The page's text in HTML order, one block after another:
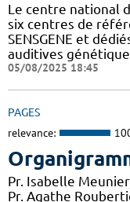
Le centre national
six centres de
SENSGENE et
auditives
05/08/2025 18:45
PAGES
relevance:
Pr. Isabelle
Pr. Agathe